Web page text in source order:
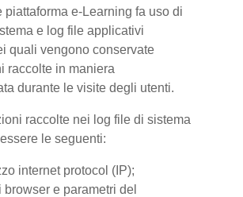
piattaforma e-Learning fa uso di
e log file applicativi
quali vengono conservate
raccolte in maniera
durante le visite degli utenti.
raccolte nei log file di sistema
le seguenti:
internet protocol (IP);
browser e parametri del